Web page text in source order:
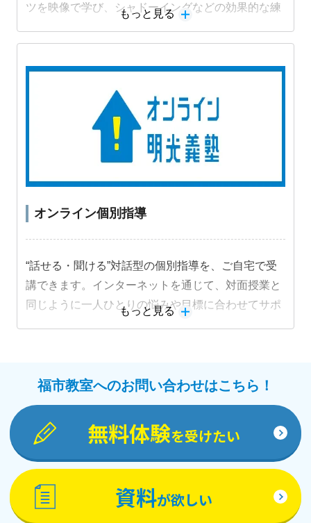
ツを映像で学び、シャドーイングなどの効果的な練
もっと見る
オンライン個別指導
“話せる・聞ける”対話型の個別指導を、ご自宅で受
講できます。インターネットを通じて、対面授業と
同じように一人ひとりの悩みや目標に合わせてサポ
もっと見る
福市教室へのお問い合わせはこちら！
無料体験を受けたい
資料が欲しい